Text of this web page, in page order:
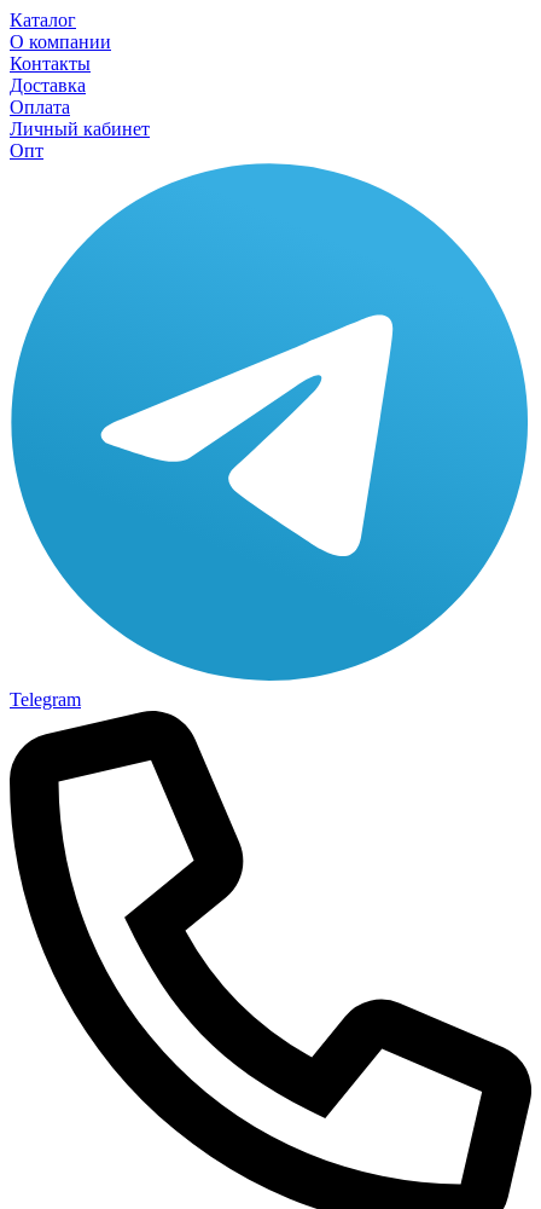
Каталог
О компании
Контакты
Доставка
Оплата
Личный кабинет
Опт
Telegram